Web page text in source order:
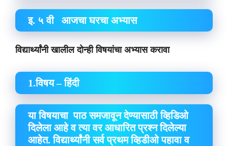
इ. ५ वी आजचा घरचा अभ्यास
विद्यार्थ्यांनी खालील दोन्ही विषयांचा अभ्यास करावा
1.विषय – हिंदी
या विषयाचा पाठ समजावून देण्यासाठी व्हिडिओ
दिलेला आहे व त्या वर आधारित प्रश्न दिलेल्या
आहेत. विद्यार्थ्यांनी सर्व प्रथम व्हिडीओ पहावा व